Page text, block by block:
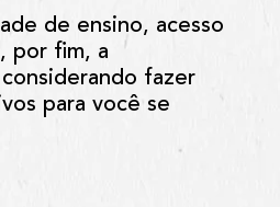
de ensino, acesso
por fim, a
fazer
para você se